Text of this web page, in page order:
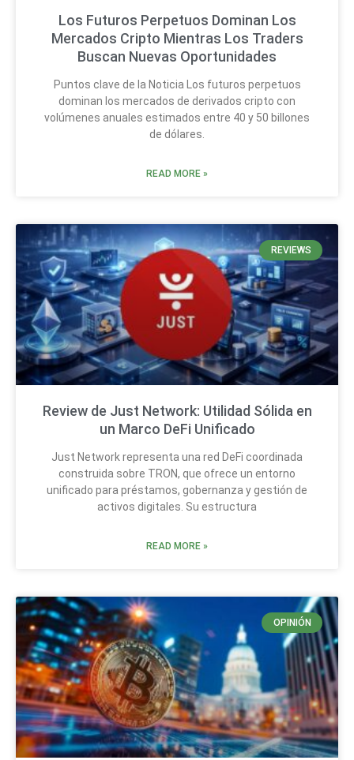
Los Futuros Perpetuos Dominan Los
Mercados Cripto Mientras Los Traders
Buscan Nuevas Oportunidades
Puntos clave de la Noticia Los futuros perpetuos
dominan los mercados de derivados cripto con
volúmenes anuales estimados entre 40 y 50 billones
de dólares.
READ MORE »
REVIEWS
Review de Just Network: Utilidad Sólida en
un Marco DeFi Unificado
Just Network representa una red DeFi coordinada
construida sobre TRON, que ofrece un entorno
unificado para préstamos, gobernanza y gestión de
activos digitales. Su estructura
READ MORE »
OPINIÓN